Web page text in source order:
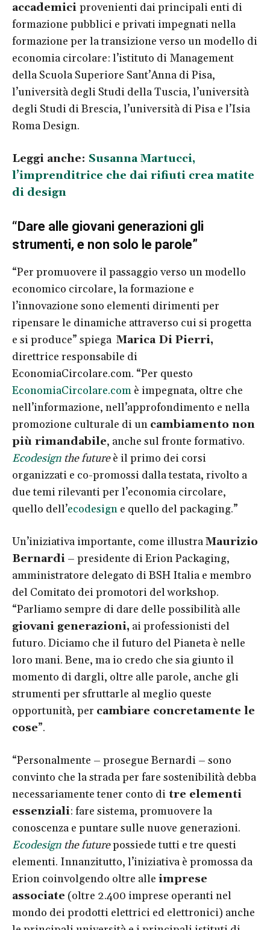
accademici provenienti dai principali enti di
formazione pubblici e privati impegnati nella
formazione per la transizione verso un modello di
economia circolare: l’istituto di Management
della Scuola Superiore Sant’Anna di Pisa,
l’università degli Studi della Tuscia, l’università
degli Studi di Brescia, l’università di Pisa e l’Isia
Roma Design.
Leggi anche: Susanna Martucci,
l’imprenditrice che dai rifiuti crea matite
di design
“Dare alle giovani generazioni gli
strumenti, e non solo le parole”
“Per promuovere il passaggio verso un modello
economico circolare, la formazione e
l’innovazione sono elementi dirimenti per
ripensare le dinamiche attraverso cui si progetta
e si produce” spiega Marica Di Pierri,
direttrice responsabile di
EconomiaCircolare.com. “Per questo
EconomiaCircolare.com è impegnata, oltre che
nell’informazione, nell’approfondimento e nella
promozione culturale di un cambiamento non
più rimandabile, anche sul fronte formativo.
Ecodesign the futureè il primo dei corsi
organizzati e co-promossi dalla testata, rivolto a
due temi rilevanti per l’economia circolare,
quello dell’ecodesign e quello del packaging.”
Un’iniziativa importante, come illustraMaurizio
Bernardi – presidente di Erion Packaging,
amministratore delegato di BSH Italia e membro
del Comitato dei promotori del workshop.
“Parliamo sempre di dare delle possibilità alle
giovani generazioni, ai professionisti del
futuro. Diciamo che il futuro del Pianeta è nelle
loro mani. Bene, ma io credo che sia giunto il
momento di dargli, oltre alle parole, anche gli
strumenti per sfruttarle al meglio queste
opportunità, per cambiare concretamente le
cose”.
“Personalmente – prosegue Bernardi – sono
convinto che la strada per fare sostenibilità debba
necessariamente tener conto di tre elementi
essenziali: fare sistema, promuovere la
conoscenza e puntare sulle nuove generazioni.
Ecodesign the futurepossiede tutti e tre questi
elementi. Innanzitutto, l’iniziativa è promossa da
Erion coinvolgendo oltre alle imprese
associate (oltre 2.400 imprese operanti nel
mondo dei prodotti elettrici ed elettronici) anche